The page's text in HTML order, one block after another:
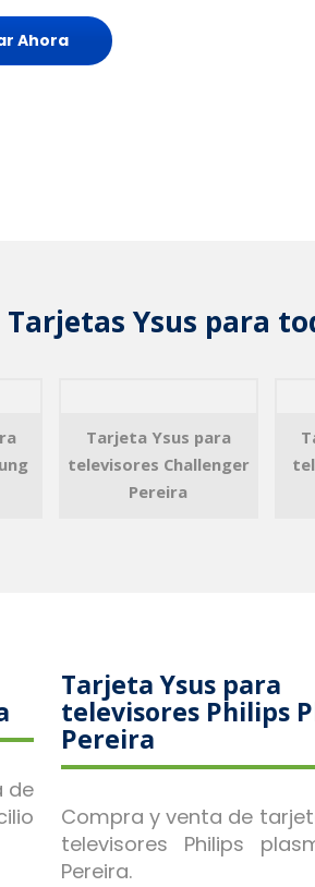
Ahora
Tarjetas Ysus para
Tarjeta Ysus para
televisores Challenger
Pereira
de
Tarjeta Ysus para
televisores Philips
Pereira
Compra y venta de
televisores Philips
Pereira.